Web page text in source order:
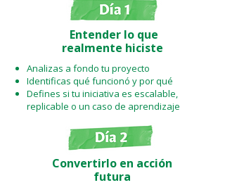
Entender lo que
realmente hiciste
Analizas a fondo tu proyecto
Identificas qué funcionó y por qué
Defines si tu iniciativa es escalable,
replicable o un caso de aprendizaje
Convertirlo en acción
futura